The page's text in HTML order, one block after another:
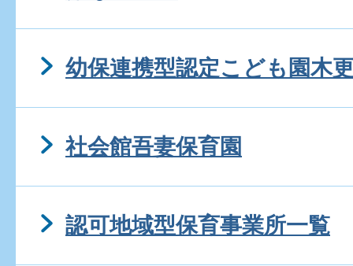
幼保連携型認定こども園木
社会館吾妻保育園
認可地域型保育事業所一覧